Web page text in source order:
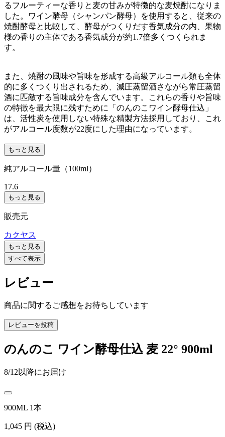
るフルーティーな香りと麦の甘みが特徴的な麦焼酎になりま
した。ワイン酵母（シャンパン酵母）を使用すると、従来の
焼酎酵母と比較して、酵母がつくりだす香気成分の内、果物
様の香りの主体である香気成分が約1.7倍多くつくられま
す。
また、焼酎の風味や旨味を形成する高級アルコール類も全体
的に多くつくり出されるため、減圧蒸留酒さながら常圧蒸留
酒に匹敵する旨味成分を含んでいます。これらの香りや旨味
の特徴を最大限に残すために「のんのこワイン酵母仕込」
は、活性炭を使用しない特殊な精製方法採用しており、これ
がアルコール度数が22度にした理由になっています。
もっと見る
純アルコール量（100ml）
17.6
もっと見る
販売元
カクヤス
もっと見る
すべて表示
レビュー
商品に関するご感想をお待ちしています
レビューを投稿
のんのこ ワイン酵母仕込 麦 22° 900ml
8/12以降にお届け
900ML 1本
1,045 円 (税込)